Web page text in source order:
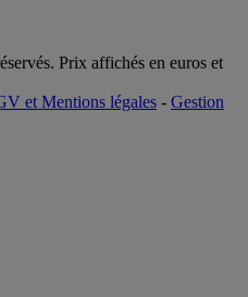
Prix affichés en euros et
et Mentions légales - Gestion